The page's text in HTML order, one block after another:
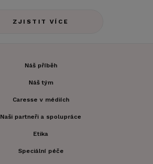
ZJISTIT VÍCE
Náš příběh
Náš tým
Caresse v médiích
Naši partneři a spolupráce
Etika
Speciální péče